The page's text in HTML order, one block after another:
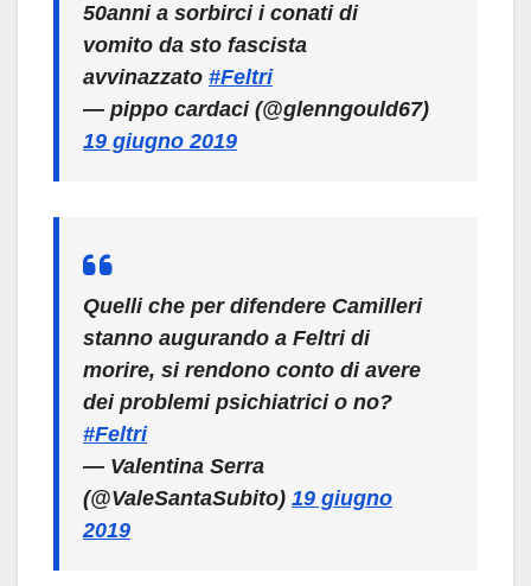
50anni a sorbirci i conati di
vomito da sto fascista
avvinazzato #Feltri
— pippo cardaci (@glenngould67)
19 giugno 2019
Quelli che per difendere Camilleri
stanno augurando a Feltri di
morire, si rendono conto di avere
dei problemi psichiatrici o no?
#Feltri
— Valentina Serra
(@ValeSantaSubito) 19 giugno
2019